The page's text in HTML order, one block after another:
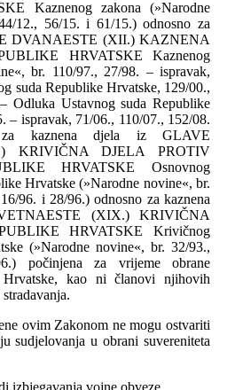
Kaznenog zakona (»Narodne
12., 56/15. i 61/15.) odnosno za
DVANAESTE (XII.) KAZNENA
HRVATSKE Kaznenog
br. 110/97., 27/98. – ispravak,
suda Republike Hrvatske, 129/00.,
Odluka Ustavnog suda Republike
– ispravak, 71/06., 110/07., 152/08.
kaznena djela iz GLAVE
KRIVIČNA DJELA PROTIV
HRVATSKE Osnovnog
Hrvatske (»Narodne novine«, br.
96. i 28/96.) odnosno za kaznena
(XIX.) KRIVIČNA
HRVATSKE Krivičnog
(»Narodne novine«, br. 32/93.,
počinjena za vrijeme obrane
Hrvatske, kao ni članovi njihovih
ovim Zakonom ne mogu ostvariti
sudjelovanja u obrani suvereniteta
izbjegavanja vojne obveze